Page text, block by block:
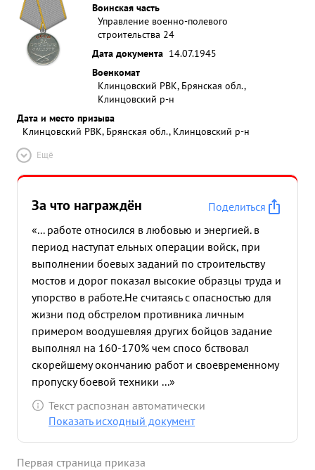
Воинская часть
Управление военно-полевого
строительства 24
Дата документа 14.07.1945
Военкомат
Клинцовский РВК, Брянская обл.,
Клинцовский р-н
Дата и место призыва
Клинцовский РВК, Брянская обл., Клинцовский р-н
Ещё
За что награждён
Поделиться
«... работе относился в любовью и энергией. в
период наступат ельных операции войск, при
выполнении боевых заданий по строительству
мостов и дорог показал высокие образцы труда и
упорство в работе.Не считаясь с опасностью для
жизни под обстрелом противника личным
примером воодушевляя других бойцов задание
выполнял на 160-170% чем спосо бствовал
скорейшему окончанию работ и своевременному
пропуску боевой техники ...»
Текст распознан автоматически
Показать исходный документ
Первая страница приказа